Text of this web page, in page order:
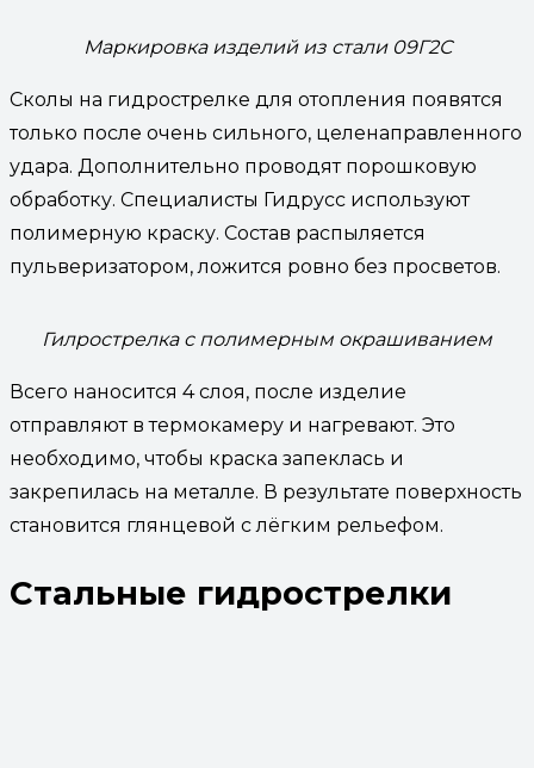
Маркировка изделий из стали 09Г2С
Сколы на гидрострелке для отопления появятся
только после очень сильного, целенаправленного
удара. Дополнительно проводят порошковую
обработку. Специалисты Гидрусс используют
полимерную краску. Состав распыляется
пульверизатором, ложится ровно без просветов.
Гилрострелка с полимерным окрашиванием
Всего наносится 4 слоя, после изделие
отправляют в термокамеру и нагревают. Это
необходимо, чтобы краска запеклась и
закрепилась на металле. В результате поверхность
становится глянцевой с лёгким рельефом.
Стальные гидрострелки